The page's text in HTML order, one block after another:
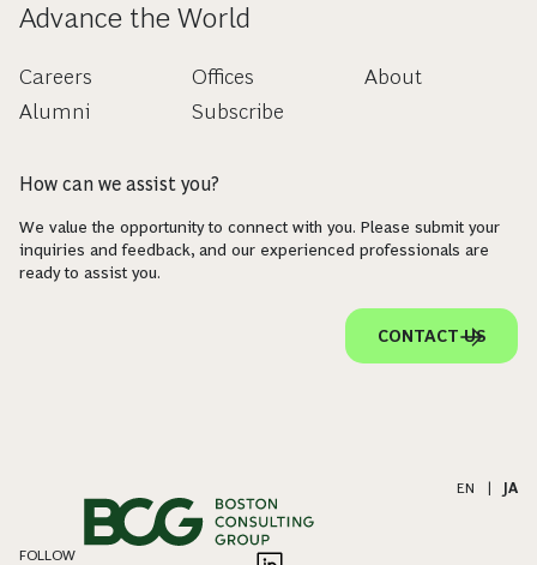
Advance the World
Careers
Alumni
Offices
Subscribe
About
How can we assist you?
We value the opportunity to connect with you. Please submit your
inquiries and feedback, and our experienced professionals are
ready to assist you.
CONTACT US
EN JA
FOLLOW